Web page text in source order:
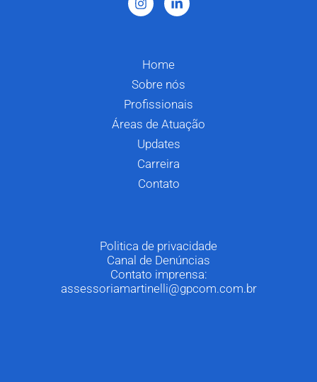
Home
Sobre nós
Profissionais
Áreas de Atuação
Updates
Carreira
Contato
Politica de privacidade
Canal de Denúncias
Contato imprensa:
assessoriamartinelli@gpcom.com.br